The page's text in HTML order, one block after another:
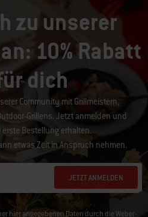
zu unserer
10% Rabatt
dich
Community mit Grillmeistern,
Grillens. Jetzt anmelden und
erste Bestellung erhalten.
etwas Zeit in Anspruch nehmen.
JETZT ANMELDEN
hier angegebenen Daten durch die Weber-